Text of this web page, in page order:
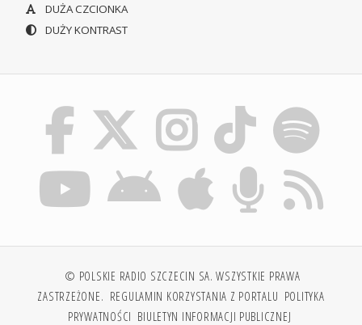
DUŻA CZCIONKA
DUŻY KONTRAST
© POLSKIE RADIO SZCZECIN SA. WSZYSTKIE PRAWA
ZASTRZEŻONE. REGULAMIN KORZYSTANIA Z PORTALU POLITYKA
PRYWATNOŚCI BIULETYN INFORMACJI PUBLICZNEJ